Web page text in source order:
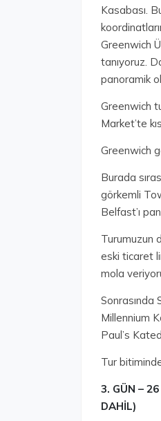
Kasabası.
Greenwich
tanıyoruz.
panoramik
Greenwich
Market’te
Greenwich
Burada
görkemli
Belfast’ı
Turumuzun
eski ticaret
mola
Sonrasında
Millennium
Paul’s
Tur
3.⁠ ⁠GÜN –
DAHİL)